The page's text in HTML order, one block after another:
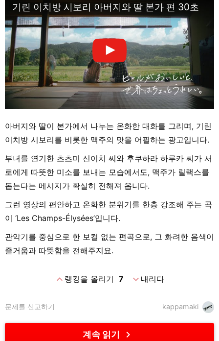
기린 이치방 시보리 아버지와 딸 본가 편 30초
아버지와 딸이 본가에서 나누는 온화한 대화를 그리며, 기린
이치방 시보리를 비롯한 맥주의 맛을 어필하는 광고입니다.
부녀를 연기한 츠츠미 신이치 씨와 후쿠하라 하루카 씨가 서
로에게 따뜻한 미소를 보내는 모습에서도, 맥주가 릴랙스를
돕는다는 메시지가 확실히 전해져 옵니다.
그런 영상의 편안하고 온화한 분위기를 한층 강조해 주는 곡
이 ‘Les Champs-Élysées’입니다.
관악기를 중심으로 한 보컬 없는 편곡으로, 그 화려한 음색이
즐거움과 따뜻함을 전해주지요.
expand_less랭킹을 올리기 7 expand_more내리다
kappamaki
문제를 신고하기
계속 읽기 chevron_right